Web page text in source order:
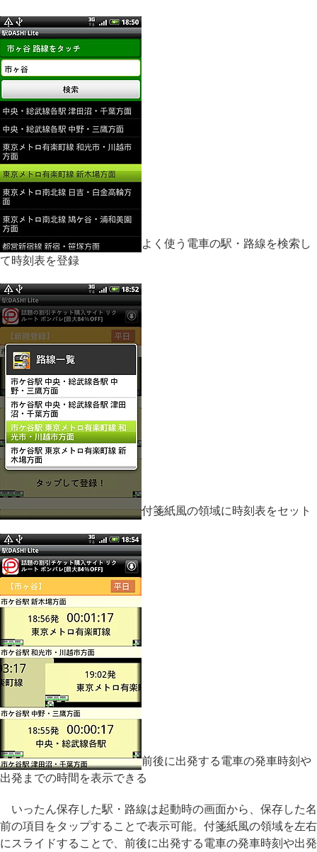
よく使う電車の駅・路線を検索し
て時刻表を登録
付箋紙風の領域に時刻表をセット
前後に出発する電車の発車時刻や
出発までの時間を表示できる
いったん保存した駅・路線は起動時の画面から、保存した名
前の項目をタップすることで表示可能。付箋紙風の領域を左右
にスライドすることで、前後に出発する電車の発車時刻や出発